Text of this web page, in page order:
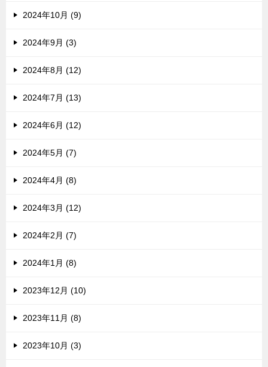
2024年10月 (9)
2024年9月 (3)
2024年8月 (12)
2024年7月 (13)
2024年6月 (12)
2024年5月 (7)
2024年4月 (8)
2024年3月 (12)
2024年2月 (7)
2024年1月 (8)
2023年12月 (10)
2023年11月 (8)
2023年10月 (3)